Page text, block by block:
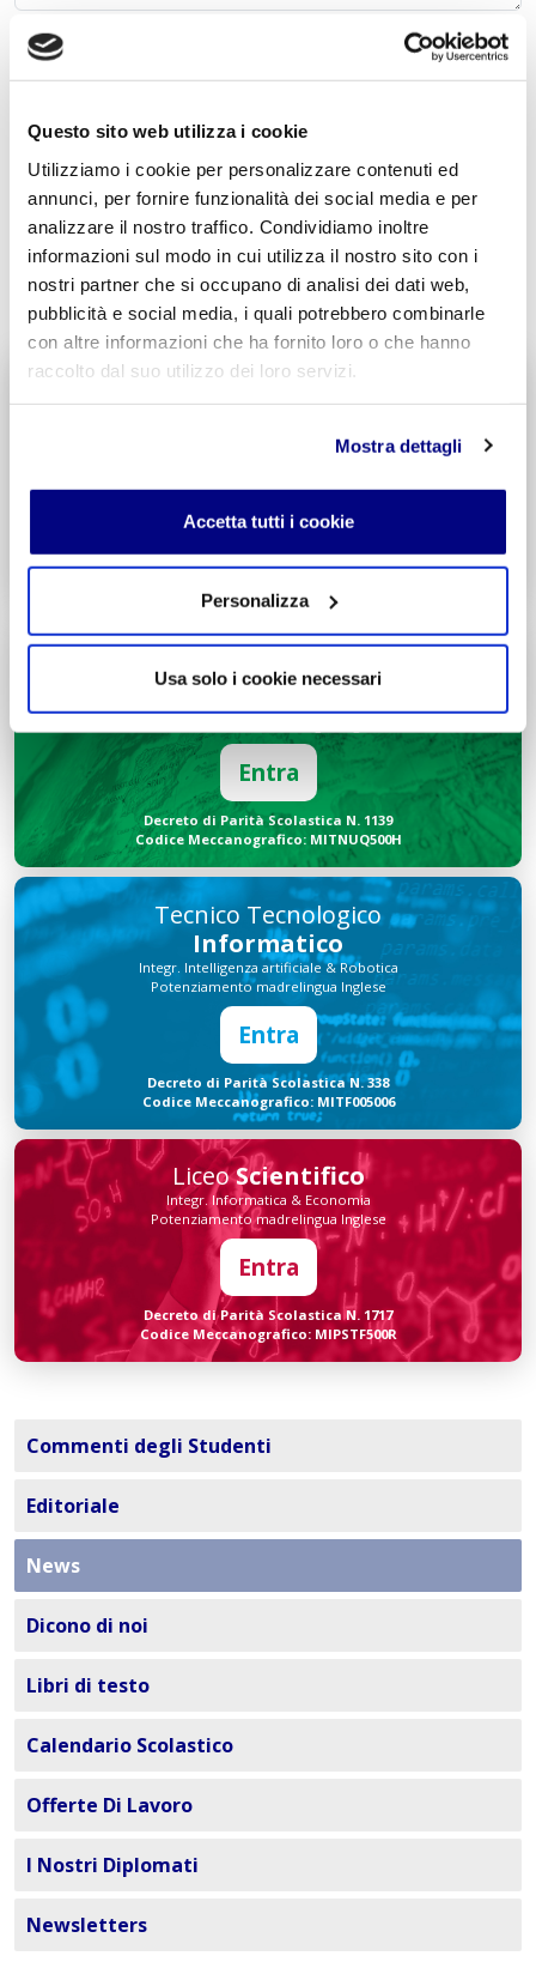
Questo sito web utilizza i cookie
Utilizziamo i cookie per personalizzare contenuti ed
annunci, per fornire funzionalità dei social media e per
analizzare il nostro traffico. Condividiamo inoltre
informazioni sul modo in cui utilizza il nostro sito con i
nostri partner che si occupano di analisi dei dati web,
pubblicità e social media, i quali potrebbero combinarle
con altre informazioni che ha fornito loro o che hanno
raccolto dal suo utilizzo dei loro servizi.
Mostra dettagli
Accetta tutti i cookie
Personalizza
Usa solo i cookie necessari
Acconsento al trattamento dei dati personali.*
INVIA COMMENTO
Integr. Psicologia & Sociologia
Entra
Decreto di Parità Scolastica N. 2684
Tecnico Economico
Turismo
Entra
Decreto di Parità Scolastica N. 1139
Codice Meccanografico: MITNUQ500H
Tecnico Tecnologico
Informatico
Integr. Intelligenza artificiale & Robotica
Potenziamento madrelingua Inglese
Entra
Decreto di Parità Scolastica N. 338
Codice Meccanografico: MITF005006
LiceoScientifico
Integr. Informatica & Economia
Potenziamento madrelingua Inglese
Entra
Decreto di Parità Scolastica N. 1717
Codice Meccanografico: MIPSTF500R
Commenti degli Studenti
Editoriale
News
Dicono di noi
Libri di testo
Calendario Scolastico
Offerte Di Lavoro
I Nostri Diplomati
Newsletters